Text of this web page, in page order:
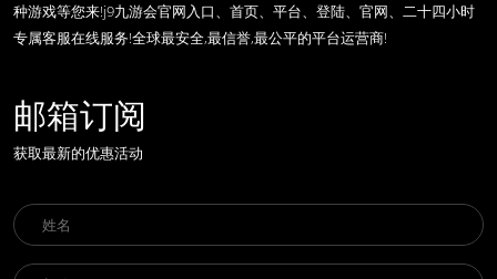
种游戏等您来!j9九游会官网入口、首页、平台、登陆、官网、二十四小时
专属客服在线服务!全球最安全,最信誉,最公平的平台运营商!
邮箱订阅
获取最新的优惠活动